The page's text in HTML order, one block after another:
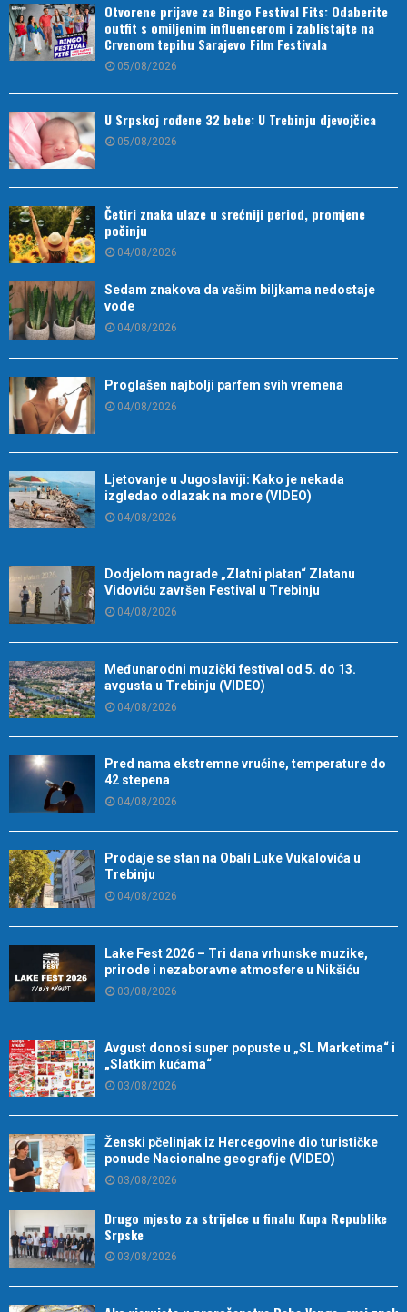
Otvorene prijave za Bingo Festival Fits: Odaberite
outfit s omiljenim influencerom i zablistajte na
Crvenom tepihu Sarajevo Film Festivala
05/08/2026
U Srpskoj rođene 32 bebe: U Trebinju djevojčica
05/08/2026
Četiri znaka ulaze u srećniji period, promjene
počinju
04/08/2026
Sedam znakova da vašim biljkama nedostaje
vode
04/08/2026
Proglašen najbolji parfem svih vremena
04/08/2026
Ljetovanje u Jugoslaviji: Kako je nekada
izgledao odlazak na more (VIDEO)
04/08/2026
Dodjelom nagrade „Zlatni platan“ Zlatanu
Vidoviću završen Festival u Trebinju
04/08/2026
Međunarodni muzički festival od 5. do 13.
avgusta u Trebinju (VIDEO)
04/08/2026
Pred nama ekstremne vrućine, temperature do
42 stepena
04/08/2026
Prodaje se stan na Obali Luke Vukalovića u
Trebinju
04/08/2026
Lake Fest 2026 – Tri dana vrhunske muzike,
prirode i nezaboravne atmosfere u Nikšiću
03/08/2026
Avgust donosi super popuste u „SL Marketima“ i
„Slatkim kućama“
03/08/2026
Ženski pčelinjak iz Hercegovine dio turističke
ponude Nacionalne geografije (VIDEO)
03/08/2026
Drugo mjesto za strijelce u finalu Kupa Republike
Srpske
03/08/2026